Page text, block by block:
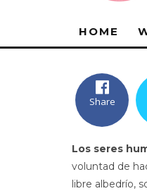
HOME
Share
Los seres
voluntad de
libre albedrío,